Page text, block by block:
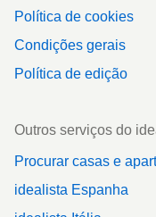
Política de cookies
Condições gerais
Política de edição
Outros serviços do
Procurar casas e
idealista Espanha